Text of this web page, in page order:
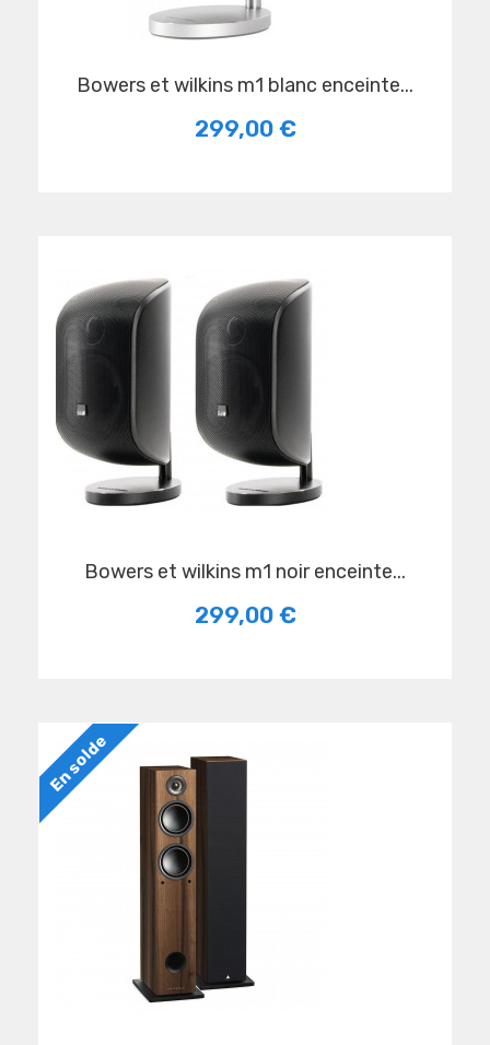
bowers et wilkins m1 blanc enceinte...
299,00 €
bowers et wilkins m1 noir enceinte...
299,00 €
En solde